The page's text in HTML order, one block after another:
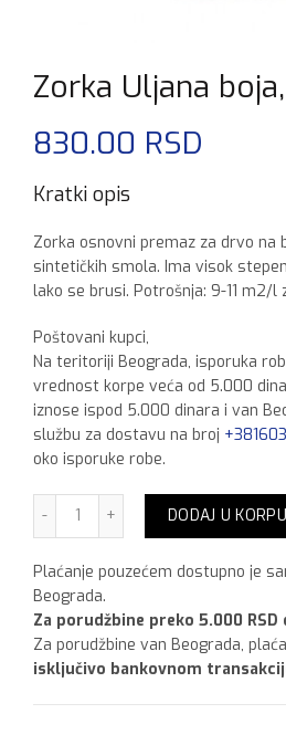
Zorka Uljana
830.00 RSD
Kratki opis
Zorka osnovni premaz za drvo na
sintetičkih smola. Ima visok
lako se brusi. Potrošnja: 9-11 m2/l
Poštovani kupci,
Na teritoriji Beograda, isporuka
vrednost korpe veća od 5.000
iznose ispod 5.000 dinara i van
službu za dostavu na broj
oko isporuke robe.
Zorka Uljana boja, 0,75l
DODAJ U KORPU
Plaćanje pouzećem dostupno je
Beograda.
Za porudžbine preko 5.000
Za porudžbine van Beograda,
isključivo bankovnom